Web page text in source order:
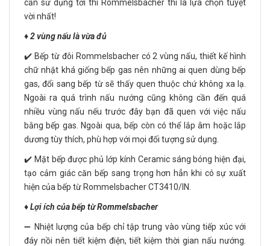
cần sử dụng tới thì Rommelsbacher thì là lựa chọn tuyệt
vời nhất!
♦️ 2 vùng nấu là vừa đủ
✔️ Bếp từ đôi Rommelsbacher có 2 vùng nấu, thiết kế hình
chữ nhật khá giống bếp gas nên những ai quen dùng bếp
gas, đổi sang bếp từ sẽ thấy quen thuộc chứ không xa lạ.
Ngoài ra quá trình nấu nướng cũng không cần đến quá
nhiều vùng nấu nếu trước đây bạn đã quen với việc nấu
bằng bếp gas. Ngoài qua, bếp còn có thể lắp âm hoặc lắp
dương tùy thích, phù hợp với mọi đối tượng sử dụng.
✔️ Mặt bếp được phủ lớp kính Ceramic sáng bóng hiện đại,
tạo cảm giác căn bếp sang trọng hơn hẳn khi có sự xuất
hiện của bếp từ Rommelsbacher CT3410/IN.
♦️ Lợi ích của bếp từ Rommelsbacher
➖ Nhiệt lượng của bếp chỉ tập trung vào vùng tiếp xúc với
đáy nồi nên tiết kiệm điện, tiết kiệm thời gian nấu nướng.